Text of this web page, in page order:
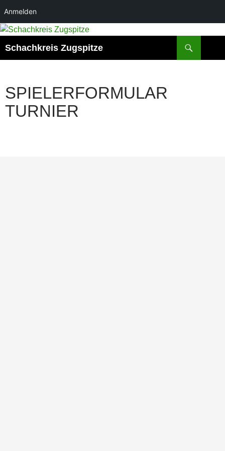
Anmelden
Zum
springen
Schachkreis Zugspitze
SPIELERFORMULAR
TURNIER